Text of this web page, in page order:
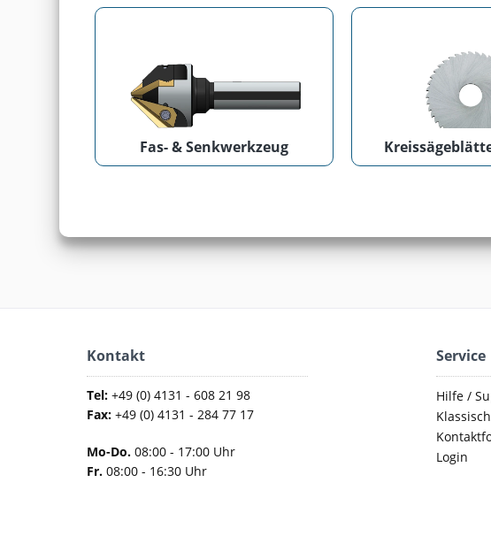
Fas- & Senkwerkzeug
Kontakt
Tel:+49 (0) 4131 - 608 21 98
Fax:+49 (0) 4131 - 284 77 17
Mo-Do.08:00 - 17:00 Uhr
Fr.08:00 - 16:30 Uhr
Service
Hilfe /
Login